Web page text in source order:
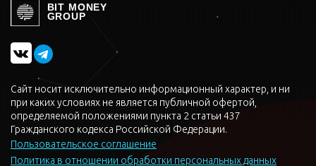
BIT MONEY
GROUP
Сайт носит исключительно информационный характер, и ни
при каких условиях не является публичной офертой,
определяемой положениями пункта 2 статьи 437
Гражданского кодекса Российской Федерации.
Пользовательское соглашение
Политика в отношении обработки персональных данных